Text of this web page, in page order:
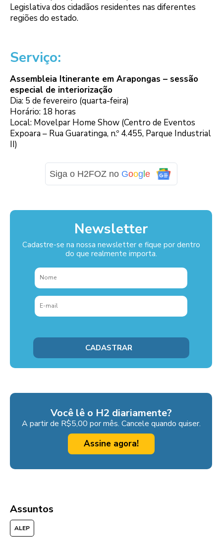
Legislativa dos cidadãos residentes nas diferentes
regiões do estado.
Serviço:
Assembleia Itinerante em Arapongas – sessão
especial de interiorização
Dia: 5 de fevereiro (quarta-feira)
Horário: 18 horas
Local: Movelpar Home Show (Centro de Eventos
Expoara – Rua Guaratinga, n.º 4.455, Parque Industrial
II)
Siga o H2FOZ no Goog e
Newsletter
Cadastre-se na nossa newsletter e fique por dentro
do que realmente importa.
Você lê o H2 diariamente?
A partir de R$5,00 por mês. Cancele quando quiser.
Assine agora!
Assuntos
ALEP